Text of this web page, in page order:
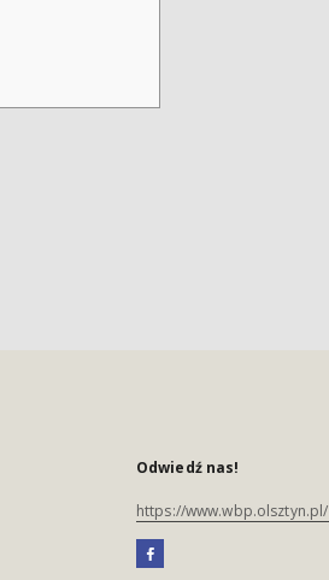
Odwiedź nas!
https://www.wbp.olsztyn.pl/